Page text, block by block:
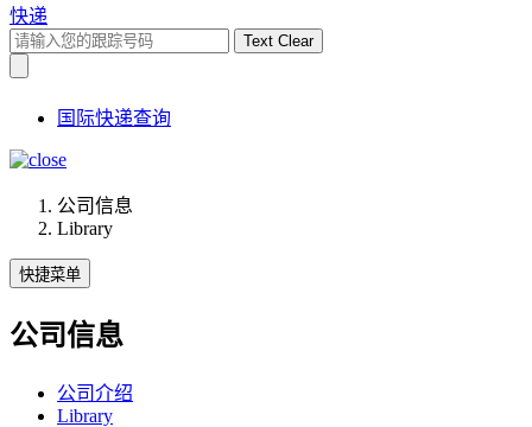
快递
Text Clear
国际快递查询
公司信息
Library
快捷菜单
公司信息
公司介绍
Library